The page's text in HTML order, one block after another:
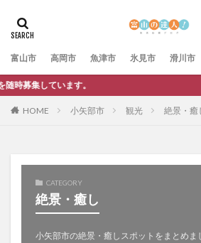
富山市 高岡市 魚津市 氷見市 滑川市
HOME 小矢部市 観光 絶景・癒
CATEGORY
絶景・癒し
小矢部市の絶景・癒しスポットをまとめま